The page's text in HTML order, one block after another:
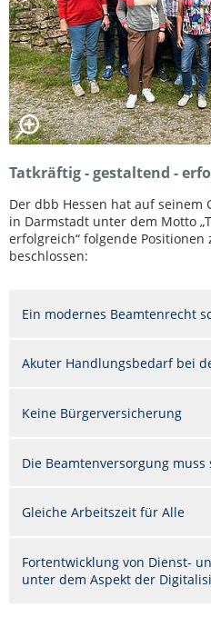
Tatkräftig - gestaltend -
Der dbb Hessen hat auf seinem
in Darmstadt unter dem Motto
erfolgreich“ folgende
beschlossen:
Ein modernes Beamtenrecht
Akuter Handlungsbedarf bei
Keine Bürgerversicherung
Die Beamtenversorgung
Gleiche Arbeitszeit für Alle
Fortentwicklung von Dienst-
unter dem Aspekt der